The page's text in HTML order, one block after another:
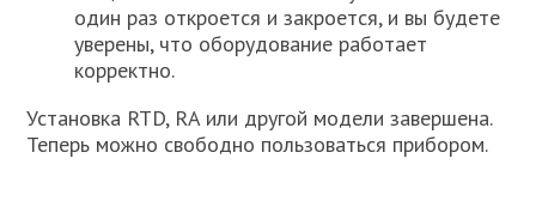
один раз откроется и закроется, и вы будете
уверены, что оборудование работает
корректно.
Установка RTD, RA или другой модели завершена.
Теперь можно свободно пользоваться прибором.